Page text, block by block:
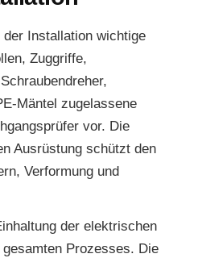
Installation wichtige
Zuggriffe,
Mäntel zugelassene
vor. Die
Ausrüstung schützt den
Verformung und
der elektrischen
Prozesses. Die